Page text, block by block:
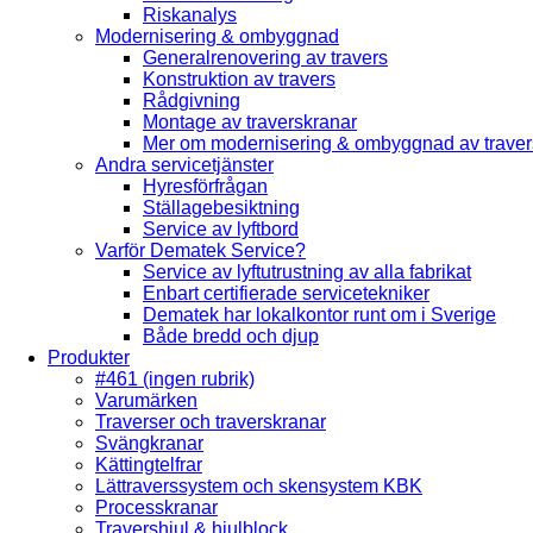
Riskanalys
Modernisering & ombyggnad
Generalrenovering av travers
Konstruktion av travers
Rådgivning
Montage av traverskranar
Mer om modernisering & ombyggnad av
Andra servicetjänster
Hyresförfrågan
Ställagebesiktning
Service av lyftbord
Varför Dematek Service?
Service av lyftutrustning av alla fabrikat
Enbart certifierade servicetekniker
Dematek har lokalkontor runt om i Sverige
Både bredd och djup
Produkter
#461 (ingen rubrik)
Varumärken
Traverser och traverskranar
Svängkranar
Kättingtelfrar
Lättraverssystem och skensystem KBK
Processkranar
Travershjul & hjulblock